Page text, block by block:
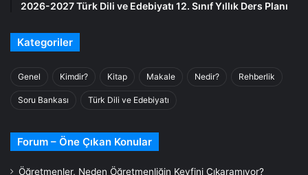
2026-2027 Türk Dili ve Edebiyatı 12. Sınıf Yıllık Ders Planı
Kategoriler
Genel Kimdir? Kitap Makale Nedir? Rehberlik
Soru Bankası Türk Dili ve Edebiyatı
Forum – Öne Çıkan Konular
Öğretmenler, Neden Öğretmenliğin Keyfini Çıkaramıyor?